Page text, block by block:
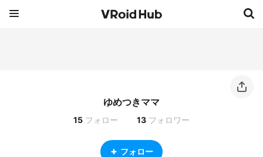
ゆめつきママ
15 フォロー 13 フォロワー
フォロー